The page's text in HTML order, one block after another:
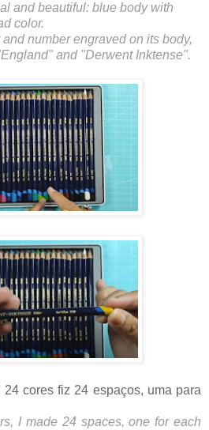
and beautiful: blue body with
color.
number engraved on its body,
and "Derwent Inktense".
cores fiz 24 espaços, uma para
I made 24 spaces, one for each